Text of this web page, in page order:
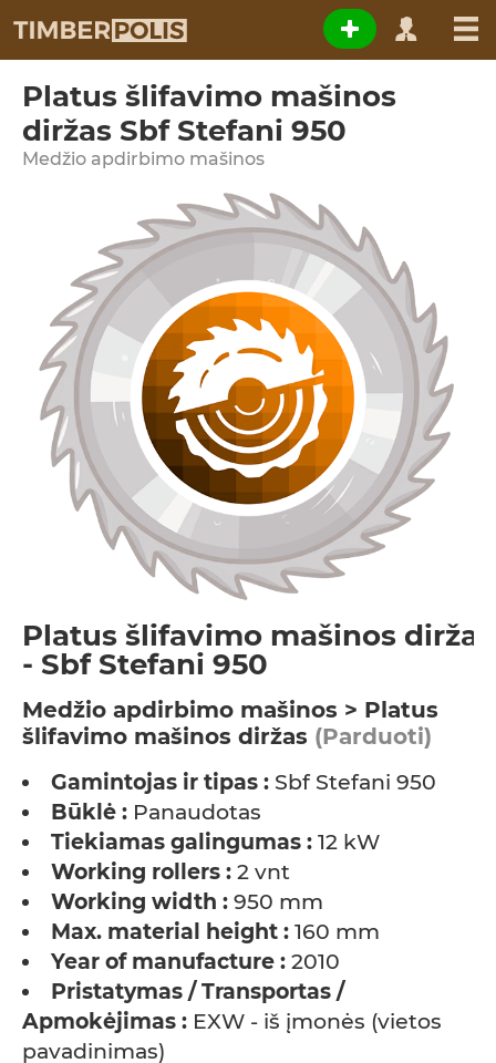
Platus šlifavimo mašinos
diržas Sbf Stefani 950
Medžio apdirbimo mašinos
Platus šlifavimo mašinos diržas
- Sbf Stefani 950
Medžio apdirbimo mašinos > Platus
šlifavimo mašinos diržas (Parduoti)
Gamintojas ir tipas : Sbf Stefani 950
Būklė : Panaudotas
Tiekiamas galingumas : 12 kW
Working rollers : 2 vnt
Working width : 950 mm
Max. material height : 160 mm
Year of manufacture : 2010
Pristatymas / Transportas /
Apmokėjimas : EXW - iš įmonės (vietos
pavadinimas)